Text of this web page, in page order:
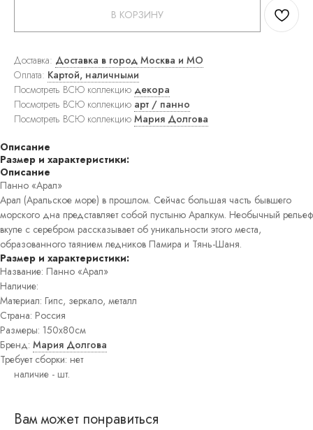
ковры
ковры
Прикроватные
Детские
ковры
Напольные
Настенные
зеркала
Настольные
зеркала
Люстры
Подвесные
светильники
Потолочные
светильники
Бра
Настольные
лампы
Торшеры
Картины
Постеры
Интерьерные
панно
Графика
В КОРЗИНУ
Доставка: Доставка в город Москва и МО
Оплата: Картой, наличными
Посмотреть ВСЮ коллекцию декора
Посмотреть ВСЮ коллекцию арт / панно
Посмотреть ВСЮ коллекцию Мария Долгова
Описание
Размер и характеристики:
Описание
Панно «Арал»
Арал (Аральское море) в прошлом. Сейчас большая часть бывшего
морского дна представляет собой пустыню Аралкум. Необычный рельеф
вкупе с серебром рассказывает об уникальности этого места,
образованного таянием ледников Памира и Тянь-Шаня.
Размер и характеристики:
Название: Панно «Арал»
Наличие:
Материал: Гипс, зеркало, металл
Страна: Россия
Размеры: 150х80см
Бренд: Мария Долгова
Требует сборки: нет
Вам может понравиться